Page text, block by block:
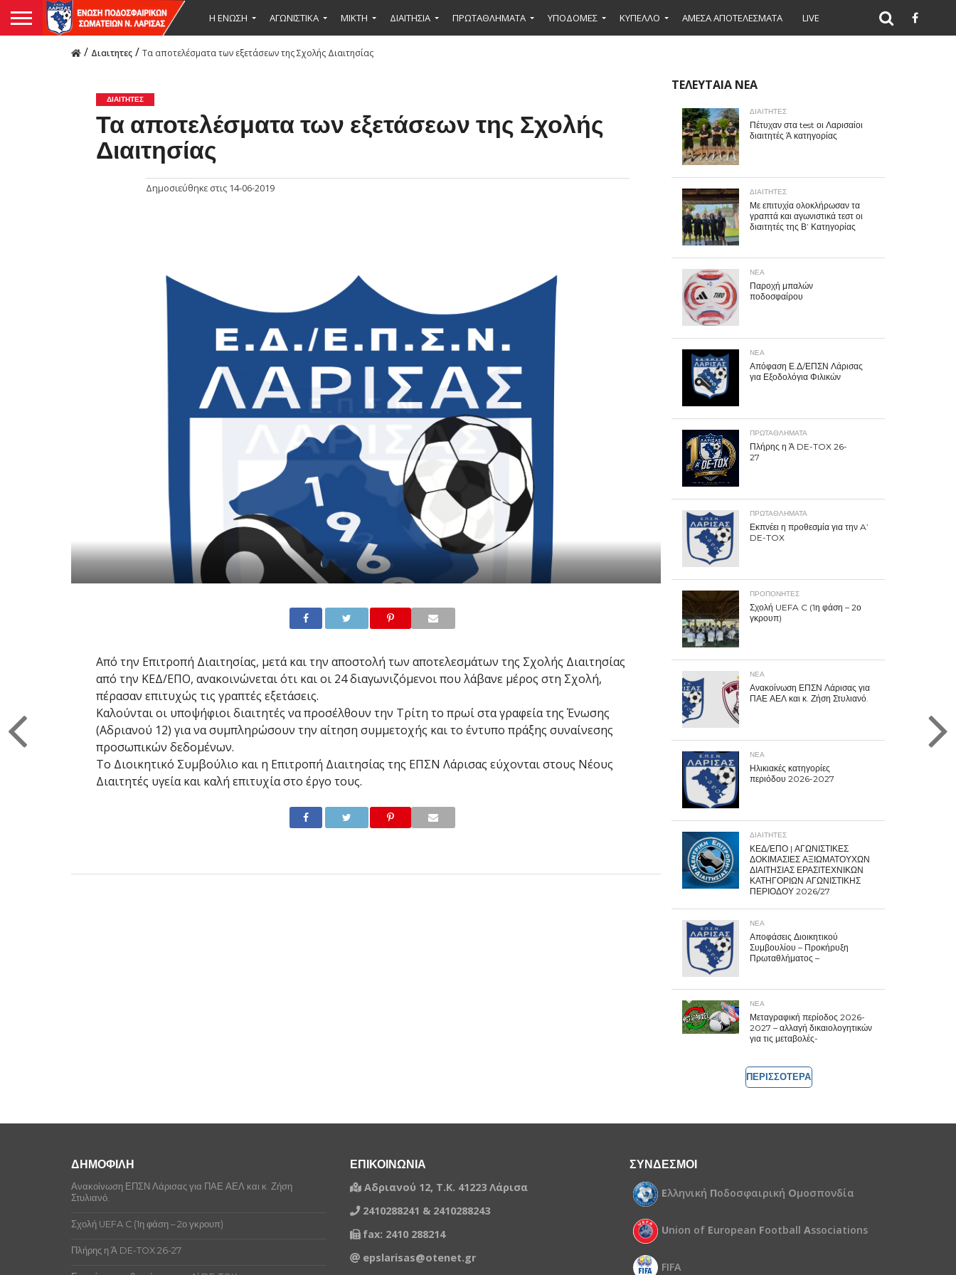
Η ΕΝΩΣΗ ΑΓΩΝΙΣΤΙΚΑ ΜΙΚΤΉ ΔΙΑΙΤΗΣΙΑ ΠΡΩΤΑΘΛΗΜΑΤΑ ΥΠΟΔΟΜΕΣ ΚΥΠΕΛΛΟ ΑΜΕΣΑ ΑΠΟΤΕΛΕΣΜΑΤΑ LIVE
/ Διαιτητες / Τα αποτελέσματα των εξετάσεων της Σχολής Διαιτησίας
ΔΙΑΙΤΗΤΕΣ
Τα αποτελέσματα των εξετάσεων της Σχολής
Διαιτησίας
Δημοσιεύθηκε στις 14-06-2019
Από την Επιτροπή Διαιτησίας, μετά και την αποστολή των αποτελεσμάτων της Σχολής Διαιτησίας
από την ΚΕΔ/ΕΠΟ, ανακοινώνεται ότι και οι 24 διαγωνιζόμενοι που λάβανε μέρος στη Σχολή,
πέρασαν επιτυχώς τις γραπτές εξετάσεις.
Καλούνται οι υποψήφιοι διαιτητές να προσέλθουν την Τρίτη το πρωί στα γραφεία της Ένωσης
(Αδριανού 12) για να συμπληρώσουν την αίτηση συμμετοχής και το έντυπο πράξης συναίνεσης
προσωπικών δεδομένων.
Το Διοικητικό Συμβούλιο και η Επιτροπή Διαιτησίας της ΕΠΣΝ Λάρισας εύχονται στους Νέους
Διαιτητές υγεία και καλή επιτυχία στο έργο τους.
ΤΕΛΕΥΤΑΙΑ ΝΕΑ
ΔΙΑΙΤΗΤΕΣ
Πέτυχαν στα test οι Λαρισαίοι
διαιτητές Ά κατηγορίας
ΔΙΑΙΤΗΤΕΣ
Με επιτυχία ολοκλήρωσαν τα
γραπτά και αγωνιστικά τεστ οι
διαιτητές της Β’ Κατηγορίας
ΝΕΑ
Παροχή μπαλών
ποδοσφαίρου
ΝΕΑ
Απόφαση Ε.Δ/ΕΠΣΝ Λάρισας
για Εξοδολόγια Φιλικών
ΠΡΩΤΑΘΛΉΜΑΤΑ
Πλήρης η Ά DE-TOX 26-
27
ΠΡΩΤΑΘΛΉΜΑΤΑ
Εκπνέει η προθεσμία για την A’
DE-TOX
ΠΡΟΠΟΝΗΤΈΣ
Σχολή UEFA C (1η φάση – 2ο
γκρουπ)
ΝΕΑ
Ανακοίνωση ΕΠΣΝ Λάρισας για
ΠΑΕ ΑΕΛ και κ. Ζήση Στυλιανό.
ΝΕΑ
Ηλικιακές κατηγορίες
περιόδου 2026-2027
ΔΙΑΙΤΗΤΕΣ
ΚΕΔ/ΕΠΟ | ΑΓΩΝΙΣΤΙΚΕΣ
ΔΟΚΙΜΑΣΙΕΣ ΑΞΙΩΜΑΤΟΥΧΩΝ
ΔΙΑΙΤΗΣΙΑΣ ΕΡΑΣΙΤΕΧΝΙΚΩΝ
ΚΑΤΗΓΟΡΙΩΝ ΑΓΩΝΙΣΤΙΚΗΣ
ΠΕΡΙΟΔΟΥ 2026/27
ΝΕΑ
Αποφάσεις Διοικητικού
Συμβουλίου – Προκήρυξη
Πρωταθλήματος –
ΝΕΑ
Μεταγραφική περίοδος 2026-
2027 – αλλαγή δικαιολογητικών
για τις μεταβολές-
ΠΕΡΙΣΣΟΤΕΡΑ
ΔΗΜΟΦΙΛΗ
Ανακοίνωση ΕΠΣΝ Λάρισας για ΠΑΕ ΑΕΛ και κ. Ζήση
Στυλιανό.
Σχολή UEFA C (1η φάση – 2ο γκρουπ)
Πλήρης η Ά DE-TOX 26-27
ΕΠΙΚΟΙΝΩΝΙΑ
Αδριανού 12, Τ.Κ. 41223 Λάρισα
2410288241 & 2410288243
fax: 2410 288214
epslarisas@otenet.gr
ΣΥΝΔΕΣΜΟΙ
Ελληνική Ποδοσφαιρική Ομοσπονδία
Union of European Football Associations
FIFA